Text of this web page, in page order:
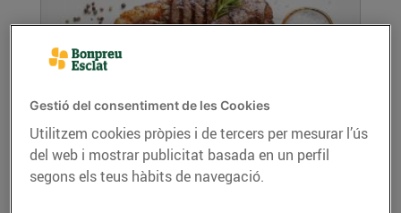
Avui toca carn! Quina compro i com la
cuino?
Gestió del consentiment de les Cookies
Utilitzem cookies pròpies i de tercers per mesurar l’ús
del web i mostrar publicitat basada en un perfil
segons els teus hàbits de navegació.